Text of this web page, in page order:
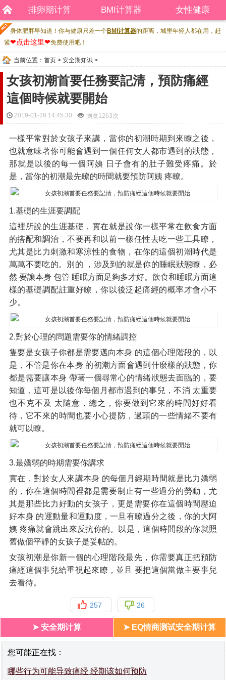
排卵期计算 BMI计算器 女性健康
身体肥胖早知道！你与健康只差一个BMI计算器的距离，城里年轻人都在用，赶
紧❤点击这里❤免费使用吧！
当前位置： 首页 > 安全期知识 >
女孩初潮首要任務要記清，預防痛經
這個時候就要開始
2019-01-28 14:45:30 浏览1263次
一樣平常對於女孩子來講，當你的初潮時期到來瞭之後，
也就意味著你可能會遇到一個任何女人都市遇到的狀態，
那就是以後的每一個阿姨 日子會有的肚子難受疼痛。於
是，當你的初潮最先瞭的時間就要預防阿姨 疼瞭。
1.基礎的生涯要調配
這裡所說的生涯基礎，實在就是說你一樣平常在飲食方面
的搭配和調治，不要再和以前一樣任性去吃一些工具瞭，
尤其是比力刺激和寒涼性的食物，在你的這個初潮時代是
萬萬不要吃的。別的 ，涉及到的就是你的睡眠狀態瞭，必
然 要讓本身 包管 睡眠方面足夠多才好。飲食和睡眠方面這
樣的基礎調配註重好瞭，你以後泛起痛經的概率才會小不
少。
2.對於心理的問題需要你的情緒調控
隻要是女孩子你都是需要邁向本身 的這個心理階段的，以
是，不管是你在本身 的初潮方面會遇到什麼樣的狀態，你
都是需要讓本身 帶著一個尋常心的情緒狀態去面臨的，要
知道，這可是以後你每個月都市遇到的事兒，不消 太重要
也不克不及 太隨意，總之，你要做到它來的時間好好看
待，它不來的時間也要小心提防，過頭的一些情緒不要有
就可以瞭。
3.最嬌弱的時期需要你講求
實在，對於女人來講本身 的每個月經期時間就是比力嬌弱
的，你在這個時間裡都是需要制止有一些過分的勞動，尤
其是那些比力好動的女孩子，更是需要你在這個時間壓迫
好本身 的運動量和運動度，一旦有瞭過分之後，你的大阿
姨 疼痛就會跳出來反抗你的。以是，這個時間段的你就照
舊做個平靜的女孩子是妥帖的。
女孩初潮是你新一個的心理階段最先，你需要真正把預防
痛經這個事兒給重視起來瞭，並且 要把這個當做主要事兒
去看待。
257 26
➤ 安全期计算 ➤ EQ情商测试安全期计算
您可能正在找：
哪些行为可能导致痛经 经期该如何预防